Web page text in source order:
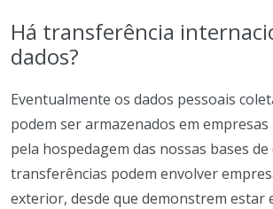
Há transferência
dados?
Eventualmente os dados pessoais
podem ser armazenados em
pela hospedagem das nossas bases de
transferências podem envolver
exterior, desde que demonstrem estar